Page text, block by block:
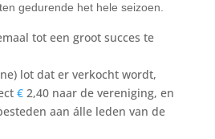
gedurende het hele seizoen.
tot een groot succes te
lot dat er verkocht wordt,
€ 2,40 naar de vereniging, en
aan álle leden van de